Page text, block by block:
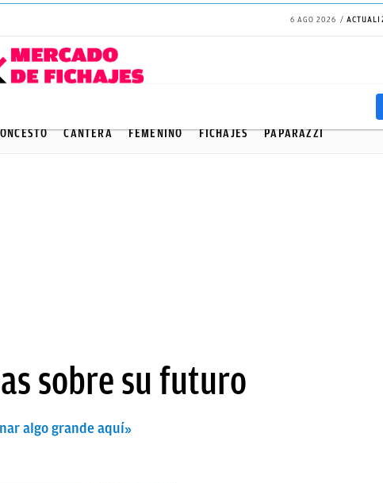
6 AGO 2026
CANTERA FEMENINO FICHAJES PAPARAZZI
sobre su futuro
algo grande aquí»